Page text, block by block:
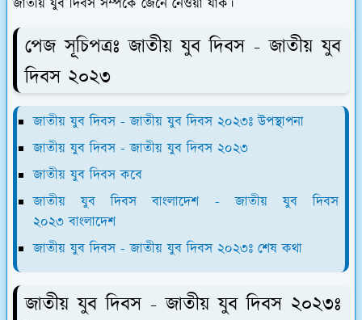
জাতীয় যুব দিবস সম্পর্কে জেনে নেওয়া যাক।
পেজ সূচিপত্রঃ জাতীয় যুব দিবস - জাতীয় যুব
দিবস ২০২৩
জাতীয় যুব দিবস - জাতীয় যুব দিবস ২০২৩ঃ উপস্থাপনা
জাতীয় যুব দিবস - জাতীয় যুব দিবস ২০২৩
জাতীয় যুব দিবস কবে
জাতীয় যুব দিবস বাংলাদেশ - জাতীয় যুব দিবস
২০২৩ বাংলাদেশ
জাতীয় যুব দিবস - জাতীয় যুব দিবস ২০২৩ঃ শেষ কথা
জাতীয় যুব দিবস - জাতীয় যুব দিবস ২০২৩ঃ